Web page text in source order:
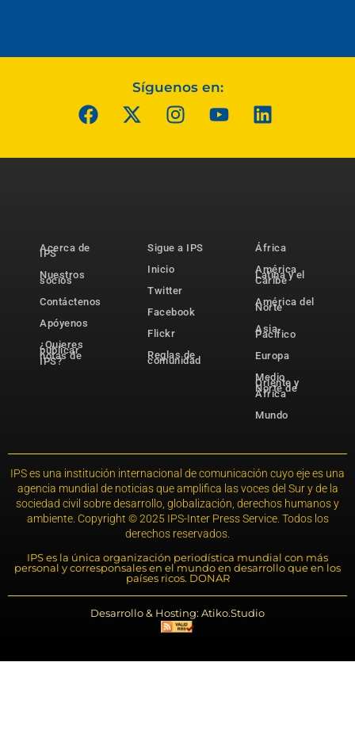
Síguenos en:
Acerca de
IPS
Nuestros
socios
Contáctenos
Apóyenos
¿Quieres
publicar
notas de
IPS?
Sigue a IPS
Inicio
Twitter
Facebook
Flickr
Reglas de
comunidad
África
América
Latina y el
Caribe
América del
Norte
Asia-
Pacífico
Europa
Medio
Oriente y
Norte de
África
Mundo
IPS es una institución internacional de comunicación cuyo eje es una
agencia mundial de noticias que amplifica las voces del Sur y de la
sociedad civil sobre desarrollo, globalización, derechos humanos y
ambiente. Copyright © 2025 IPS-Inter Press Service. Todos los
derechos reservados.
IPS es la única organización periodística mundial con más
personal y corresponsales en el mundo en desarrollo que en los
países ricos. DONAR
Desarrollo & Hosting: Atiko.Studio